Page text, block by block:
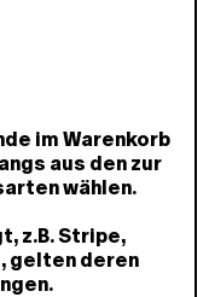
im Warenkorb
aus den zur
wählen.
z.B. Stripe,
gelten deren